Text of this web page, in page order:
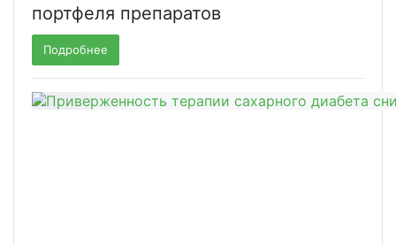
портфеля препаратов
Подробнее